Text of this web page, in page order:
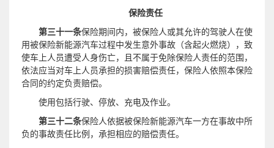
保险责任
第三十一条保险期间内，被保险人或其允许的驾驶人在使
用被保险新能源汽车过程中发生意外事故（含起火燃烧），致
使车上人员遭受人身伤亡，
且不属于免除保险人责任的范围，
依法应当对车上人员承担的损害赔偿责任，保险人依照本保险
合同的约定负责赔偿。
使用包括行驶、停放、充电及作业。
第三十二条保险人依据被保险新能源汽车一方在事故中所
负的事故责任比例，承担相应的赔偿责任。